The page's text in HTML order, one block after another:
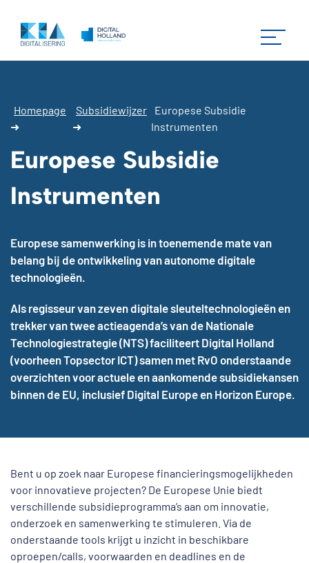
Homepage
➜
Subsidiewijzer
➜
Europese Subsidie
Instrumenten
Europese Subsidie
Instrumenten
Europese samenwerking is in toenemende mate van
belang bij de ontwikkeling van autonome digitale
technologieën.
Als regisseur van zeven digitale sleuteltechnologieën en
trekker van twee actieagenda’s van de Nationale
Technologiestrategie (NTS) faciliteert Digital Holland
(voorheen Topsector ICT) samen met RvO onderstaande
overzichten voor actuele en aankomende subsidiekansen
binnen de EU, inclusief Digital Europe en Horizon Europe.
Bent u op zoek naar Europese financieringsmogelijkheden
voor innovatieve projecten? De Europese Unie biedt
verschillende subsidieprogramma’s aan om innovatie,
onderzoek en samenwerking te stimuleren. Via de
onderstaande tools krijgt u inzicht in beschikbare
oproepen/calls, voorwaarden en deadlines en de